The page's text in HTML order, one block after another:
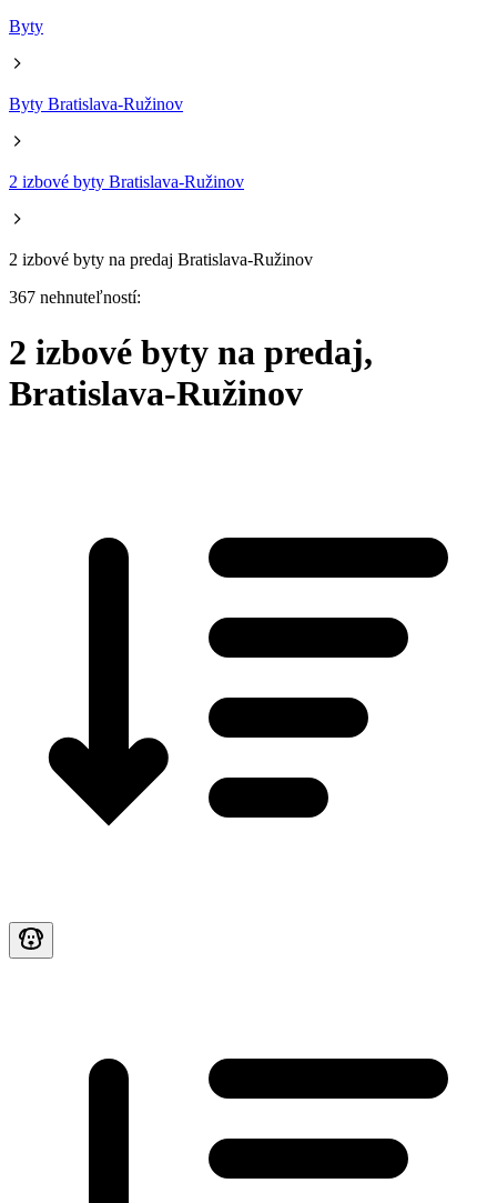
Byty
Byty Bratislava-Ružinov
2 izbové byty Bratislava-Ružinov
2 izbové byty na predaj Bratislava-Ružinov
367 nehnuteľností:
2 izbové byty na predaj,
Bratislava-Ružinov